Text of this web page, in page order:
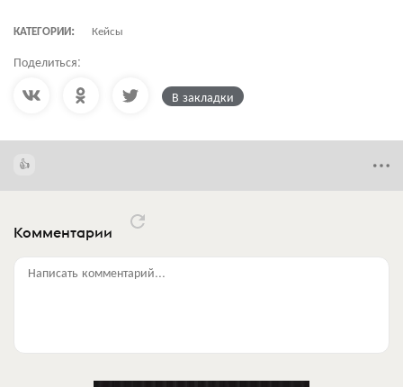
КАТЕГОРИИ: Кейсы
Поделиться:
В закладки
Комментарии
Написать комментарий...